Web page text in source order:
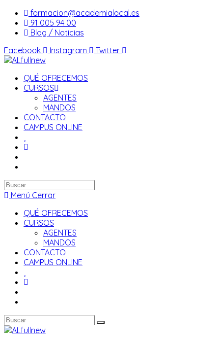
Saltar
contenido
formacion@academialocal.es
91 005 94 00
Blog / Noticias
Facebook
Instagram Twitter
QUÉ OFRECEMOS
CURSOS
AGENTES
MANDOS
CONTACTO
CAMPUS ONLINE
Buscar
en
web
Menú Cerrar
QUÉ OFRECEMOS
CURSOS
AGENTES
MANDOS
CONTACTO
CAMPUS ONLINE